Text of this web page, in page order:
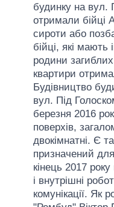
будинку на вул.
отримали бійці
сироти або
бійці, які мають
родини
квартири
Будівництво
вул. Під
березня 2016
поверхів,
двокімнатні. Є
призначений
кінець 2017 року
і внутрішні
комунікації. Як